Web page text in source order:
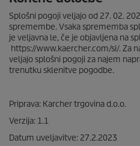
Splošni pogoji veljajo od 27. 02.
spremembe. Vsaka sprememba
je veljavna le, če je objavljena na
https://www.kaercher.com/si/. Za
veljajo splošni pogoji za najem
trenutku sklenitve pogodbe.
Priprava: Karcher trgovina d.o.o.
Verzija: 1.1
Datum uveljavitve: 27.2.2023